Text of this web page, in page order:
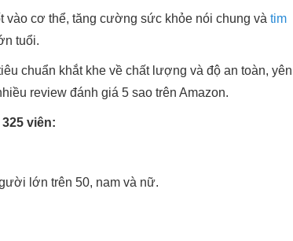
cơ thể, tăng cường sức khỏe nói chung và tim
tuổi.
chuẩn khắt khe về chất lượng và độ an toàn, yên
review đánh giá 5 sao trên Amazon.
viên:
lớn trên 50, nam và nữ.